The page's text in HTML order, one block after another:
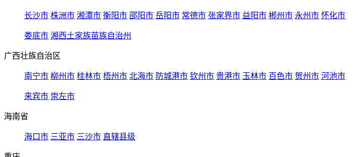
长沙市 株洲市 湘潭市 衡阳市 邵阳市 岳阳市 常德市 张家界市 益阳市 郴州市 永州市 怀化市
娄底市 湘西土家族苗族自治州
广西壮族自治区
南宁市 柳州市 桂林市 梧州市 北海市 防城港市 钦州市 贵港市 玉林市 百色市 贺州市 河池市
来宾市 崇左市
海南省
海口市 三亚市 三沙市 直辖县级